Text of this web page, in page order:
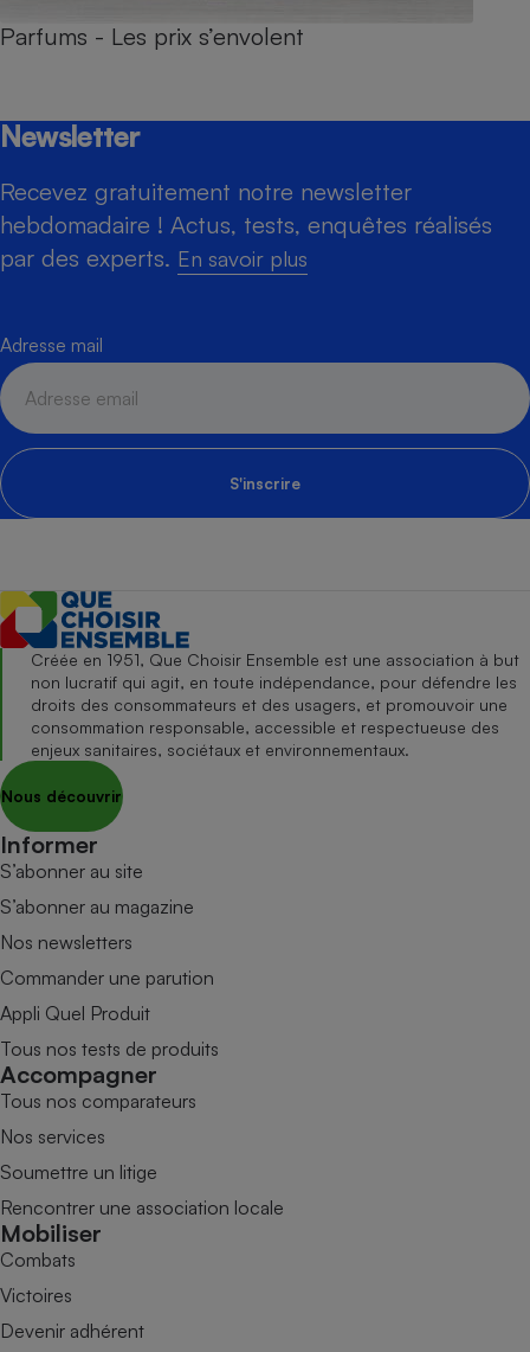
Parfums - Les prix s’envolent
Newsletter
Recevez gratuitement notre newsletter
hebdomadaire ! Actus, tests, enquêtes réalisés
par des experts. En savoir plus
Adresse mail
S'inscrire
Créée en 1951, Que Choisir Ensemble est une association à but
non lucratif qui agit, en toute indépendance, pour défendre les
droits des consommateurs et des usagers, et promouvoir une
consommation responsable, accessible et respectueuse des
enjeux sanitaires, sociétaux et environnementaux.
Nous découvrir
Informer
S’abonner au site
S’abonner au magazine
Nos newsletters
Commander une parution
Appli Quel Produit
Tous nos tests de produits
Accompagner
Tous nos comparateurs
Nos services
Soumettre un litige
Rencontrer une association locale
Mobiliser
Combats
Victoires
Devenir adhérent